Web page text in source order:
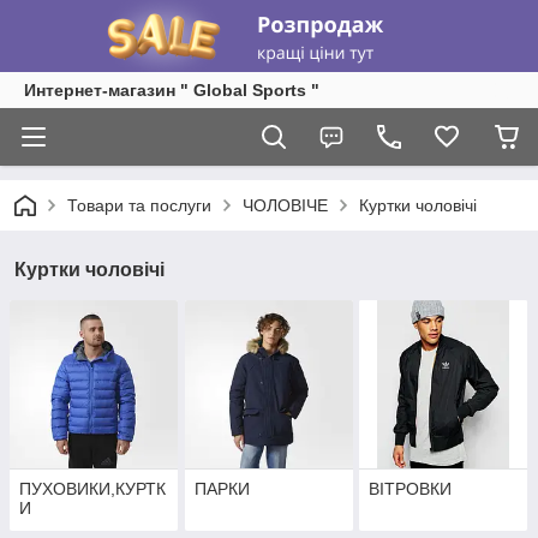
Интернет-магазин " Global Sports "
Товари та послуги ЧОЛОВІЧЕ Куртки чоловічі
Куртки чоловічі
ПУХОВИКИ,КУРТК
И
ПАРКИ ВІТРОВКИ